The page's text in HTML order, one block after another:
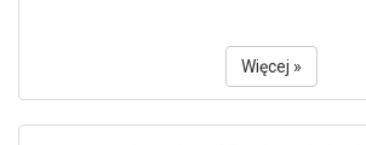
Więcej »